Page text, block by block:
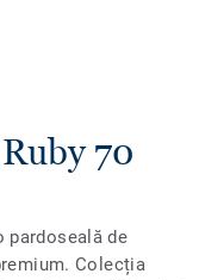
70
pardoseală de
Colecția